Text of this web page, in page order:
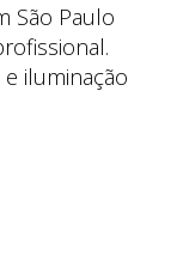
São Paulo
iluminação